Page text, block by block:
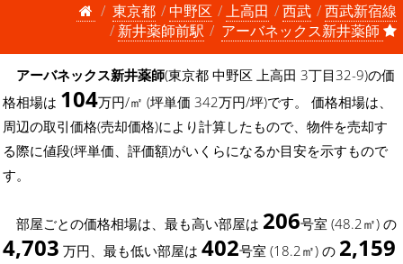
東京都
中野区 上高田 西武
西武新宿線
新井薬師前駅
アーバネックス新井薬師
アーバネックス新井薬師(東京都 中野区 上高田 3丁目32-9)の価
格相場は 104万円/㎡ (坪単価 342万円/坪)です。 価格相場は、
周辺の取引価格(売却価格)により計算したもので、物件を売却す
る際に値段(坪単価、評価額)がいくらになるか目安を示すもので
す。
部屋ごとの価格相場は、最も高い部屋は 206号室 (48.2㎡) の
4,703 万円、最も低い部屋は 402号室 (18.2㎡) の 2,159